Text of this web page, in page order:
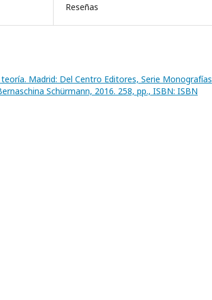
Reseñas
Madrid: Del Centro Editores, Serie Monografías
Schürmann, 2016. 258, pp., ISBN: ISBN